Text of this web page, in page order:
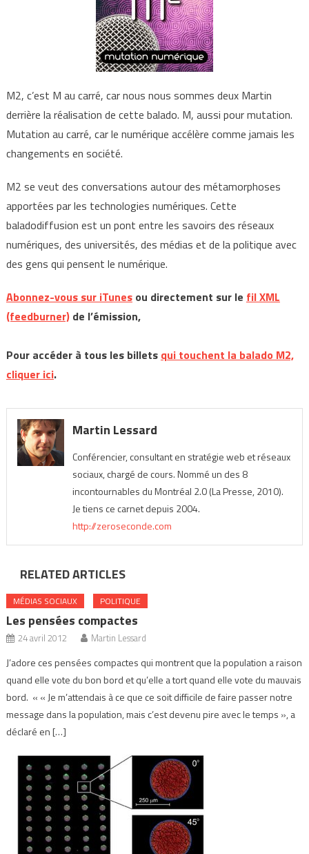
M2, c’est M au carré, car nous nous sommes deux Martin
derrière la réalisation de cette balado. M, aussi pour mutation.
Mutation au carré, car le numérique accélère comme jamais les
changements en société.
M2 se veut des conversations autour des métamorphoses
apportées par les technologies numériques. Cette
baladodiffusion est un pont entre les savoirs des réseaux
numériques, des universités, des médias et de la politique avec
des gens qui pensent le numérique.
Abonnez-vous sur iTunesou directement sur le fil XML
(feedburner)de l’émission,
Pour accéder à tous les billets qui touchent la balado M2,
cliquer ici.
Martin Lessard
Conférencier, consultant en stratégie web et réseaux
sociaux, chargé de cours. Nommé un des 8
incontournables du Montréal 2.0 (La Presse, 2010).
Je tiens ce carnet depuis 2004.
http://zeroseconde.com
RELATED ARTICLES
MÉDIAS SOCIAUX POLITIQUE
Les pensées compactes
24 avril 2012 Martin Lessard
J’adore ces pensées compactes qui montrent que la population a raison
quand elle vote du bon bord et qu’elle a tort quand elle vote du mauvais
bord. « « Je m’attendais à ce que ce soit difficile de faire passer notre
message dans la population, mais c’est devenu pire avec le temps », a
déclaré en […]